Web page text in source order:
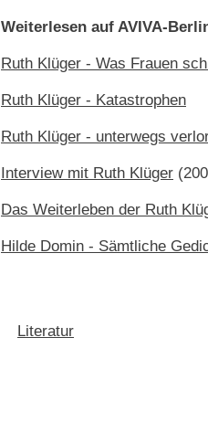
Weiterlesen auf AVIVA-
Ruth Klüger - Was Frauen
Ruth Klüger - Katastrophen
Ruth Klüger - unterwegs
Interview mit Ruth Klüger
Das Weiterleben der Ruth
Hilde Domin - Sämtliche
Literatur